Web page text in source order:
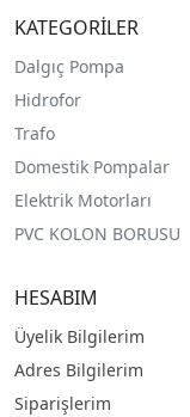
KATEGORİLER
Dalgıç Pompa
Hidrofor
Trafo
Domestik Pompalar
Elektrik Motorları
PVC KOLON BORUSU
HESABIM
Üyelik Bilgilerim
Adres Bilgilerim
Siparişlerim